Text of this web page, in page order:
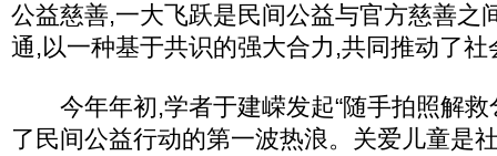
公益慈善,一大飞跃是民间公益与官方慈善之
通,以一种基于共识的强大合力,共同推动了社
今年年初,学者于建嵘发起“随手拍照解救
了民间公益行动的第一波热浪。关爱儿童是